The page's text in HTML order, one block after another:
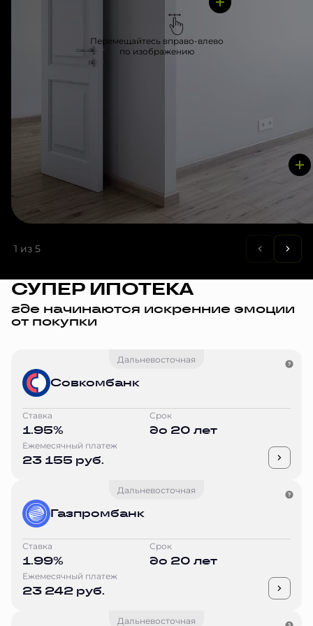
Перемещайтесь вправо-влево
по изображению
1 из 5
СУПЕР ИПОТЕКА
где начинаются искренние эмоции
от покупки
Дальневосточная
Совкомбанк
Ставка
1.95%
Срок
до 20 лет
Ежемесячный платеж
23 155 руб.
Дальневосточная
Газпромбанк
Ставка
1.99%
Срок
до 20 лет
Ежемесячный платеж
23 242 руб.
Дальневосточная